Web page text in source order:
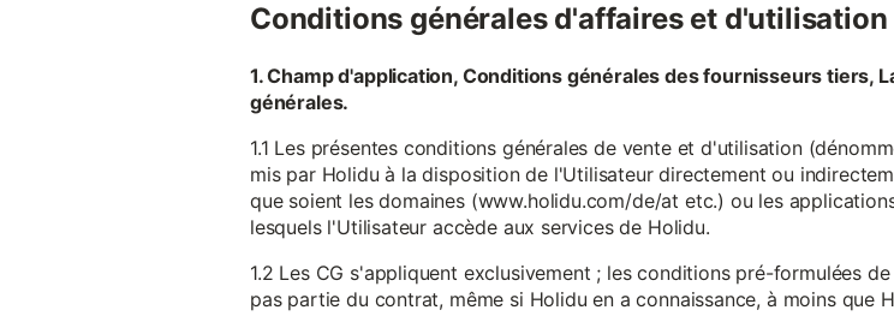
Conditions générales d'affaires et d'utilisation
1. Champ d'application, Conditions générales des fournisseurs tiers,
générales.
1.1 Les présentes conditions générales de vente et d'utilisation
mis par Holidu à la disposition de l'Utilisateur directement ou
que soient les domaines (www.holidu.com/de/at etc.) ou les
lesquels l'Utilisateur accède aux services de Holidu.
1.2 Les CG s'appliquent exclusivement ; les conditions pré-formulées
pas partie du contrat, même si Holidu en a connaissance, à moins